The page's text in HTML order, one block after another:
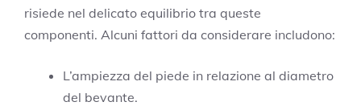
risiede nel delicato equilibrio tra queste
componenti. Alcuni fattori da considerare includono:
L’ampiezza del piede in relazione al diametro
del bevante.